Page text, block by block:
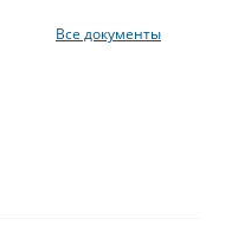
Все документы